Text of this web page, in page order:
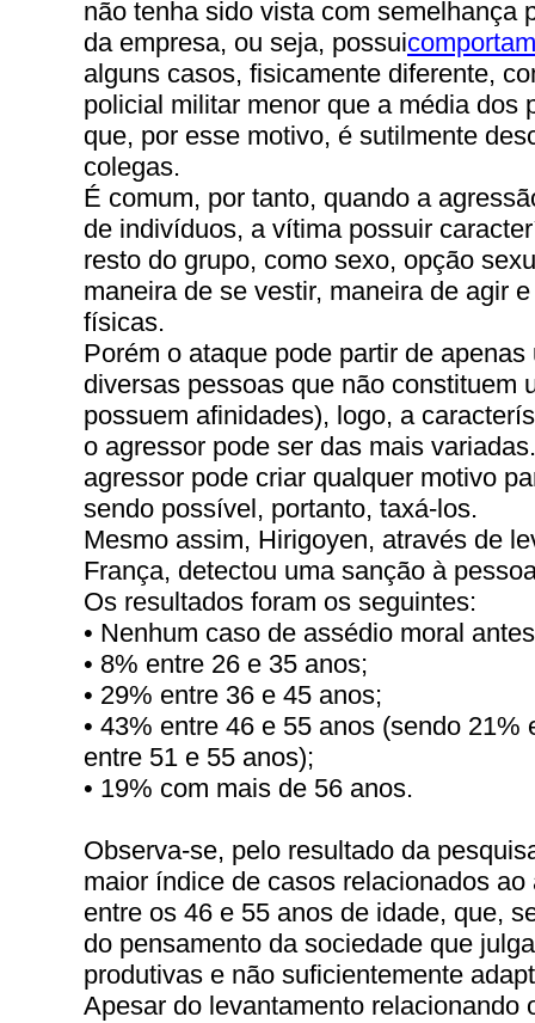
não tenha sido vista com semelhança
da empresa, ou seja, possui
alguns casos, fisicamente diferente,
policial militar menor que a média dos
que, por esse motivo, é sutilmente
colegas.
É comum, por tanto, quando a
de indivíduos, a vítima possuir
resto do grupo, como sexo, opção
maneira de se vestir, maneira de agir
físicas.
Porém o ataque pode partir de
diversas pessoas que não constituem
possuem afinidades), logo, a
o agressor pode ser das mais
agressor pode criar qualquer motivo
sendo possível, portanto, taxá-los.
Mesmo assim, Hirigoyen, através de
França, detectou uma sanção à
Os resultados foram os seguintes:
• Nenhum caso de assédio moral
• 8% entre 26 e 35 anos;
• 29% entre 36 e 45 anos;
• 43% entre 46 e 55 anos (sendo 21%
entre 51 e 55 anos);
• 19% com mais de 56 anos.
Observa-se, pelo resultado da
maior índice de casos relacionados
entre os 46 e 55 anos de idade, que,
do pensamento da sociedade que
produtivas e não suficientemente
Apesar do levantamento relacionando